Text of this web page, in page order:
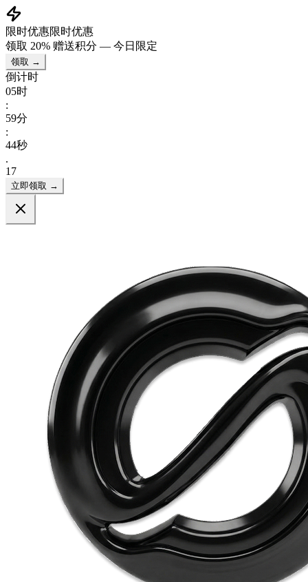
限时优惠限时优惠
领取 20% 赠送积分 — 今日限定
领取 →
倒计时
05时
:
59分
:
42秒
.
97
立即领取 →